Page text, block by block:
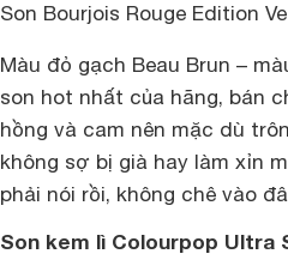
Son Bourjois Rouge Edition
Màu đỏ gạch Beau Brun –
son hot nhất của hãng, bán
hồng và cam nên mặc dù
không sợ bị già hay làm xỉn
phải nói rồi, không chê vào
Son kem lì Colourpop Ultra